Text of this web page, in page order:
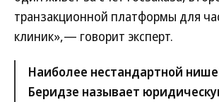
транзакционной платформы для
клиник»,— говорит эксперт.
Наиболее нестандартной
Беридзе называет